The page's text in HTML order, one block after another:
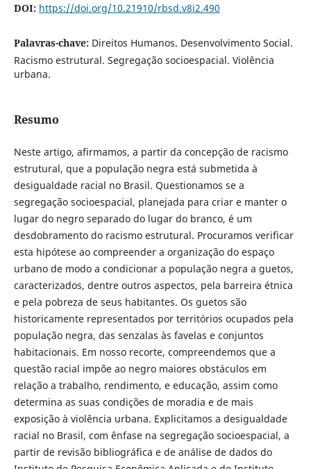
DOI: https://doi.org/10.21910/rbsd.v8i2.490
Palavras-chave: Direitos Humanos. Desenvolvimento Social.
Racismo estrutural. Segregação socioespacial. Violência
urbana.
Resumo
Neste artigo, afirmamos, a partir da concepção de racismo
estrutural, que a população negra está submetida à
desigualdade racial no Brasil. Questionamos se a
segregação socioespacial, planejada para criar e manter o
lugar do negro separado do lugar do branco, é um
desdobramento do racismo estrutural. Procuramos verificar
esta hipótese ao compreender a organização do espaço
urbano de modo a condicionar a população negra a guetos,
caracterizados, dentre outros aspectos, pela barreira étnica
e pela pobreza de seus habitantes. Os guetos são
historicamente representados por territórios ocupados pela
população negra, das senzalas às favelas e conjuntos
habitacionais. Em nosso recorte, compreendemos que a
questão racial impõe ao negro maiores obstáculos em
relação a trabalho, rendimento, e educação, assim como
determina as suas condições de moradia e de mais
exposição à violência urbana. Explicitamos a desigualdade
racial no Brasil, com ênfase na segregação socioespacial, a
partir de revisão bibliográfica e de análise de dados do